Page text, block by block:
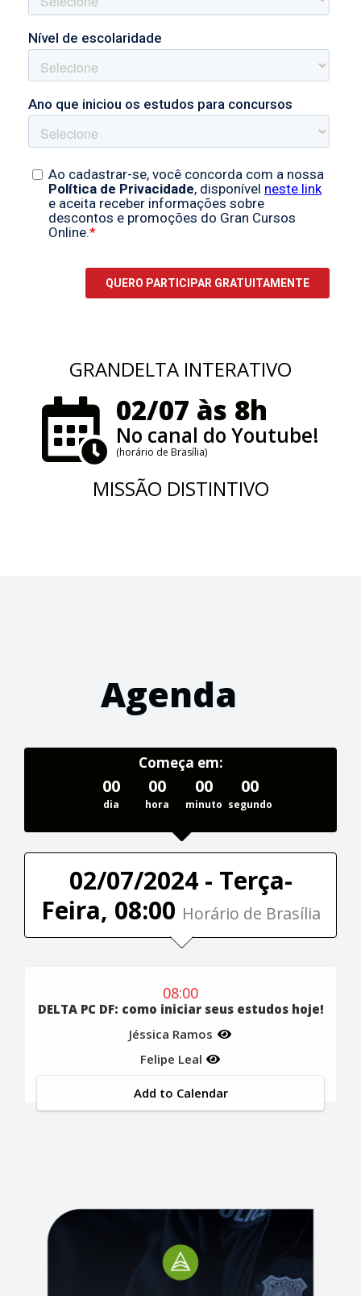
GRANDELTA INTERATIVO
02/07 às 8h
No canal do Youtube!
(horário de Brasília)
MISSÃO DISTINTIVO
Agenda
Começa em:
00
dia
00
hora
00
minuto
00
segundo
02/07/2024 - Terça-
Feira, 08:00 Horário de Brasília
08:00
DELTA PC DF: como iniciar seus estudos hoje!
Jéssica Ramos
Felipe Leal
Add to Calendar